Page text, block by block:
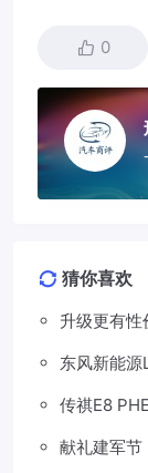
0
猜你喜欢
升级更有性
东风新能
传祺E8
献礼建军节